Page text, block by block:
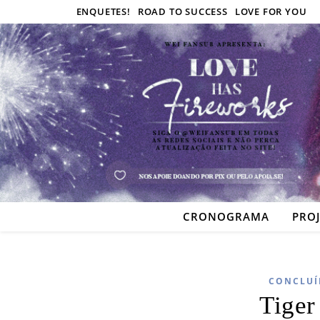
ENQUETES! ROAD TO SUCCESS LOVE FOR YOU
CRONOGRAMA